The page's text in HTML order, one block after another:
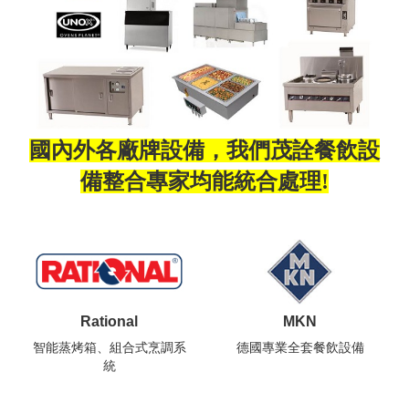
國內外各廠牌設備，我們茂詮餐飲設
備整合專家均能統合處理!
Rational
智能蒸烤箱、組合式烹調系
統
MKN
德國專業全套餐飲設備